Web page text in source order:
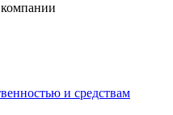
и средствам